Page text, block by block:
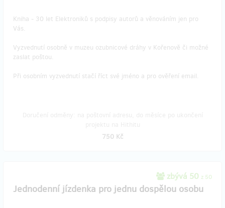
Kniha - 30 let Elektroniků s podpisy autorů a věnováním jen pro
Vás.
Vyzvednutí osobně v muzeu ozubnicové dráhy v Kořenově či možné
zaslat poštou.
Při osobním vyzvednutí stačí říct své jméno a pro ověření email.
750 Kč
zbývá 50 z 50
Jednodenní jízdenka pro jednu dospělou osobu